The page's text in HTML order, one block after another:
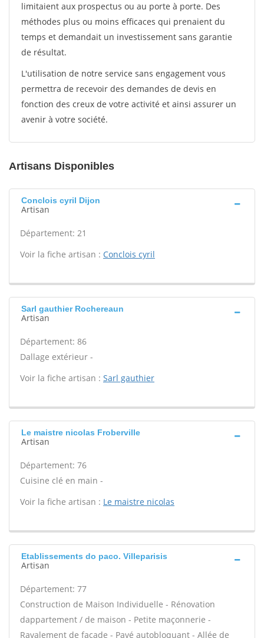
limitaient aux prospectus ou au porte à porte. Des
méthodes plus ou moins efficaces qui prenaient du
temps et demandait un investissement sans garantie
de résultat.
L'utilisation de notre service sans engagement vous
permettra de recevoir des demandes de devis en
fonction des creux de votre activité et ainsi assurer un
avenir à votre société.
Artisans Disponibles
Conclois cyril Dijon
Artisan
Département: 21
Voir la fiche artisan : Conclois cyril
Sarl gauthier Rochereaun
Artisan
Département: 86
Dallage extérieur -
Voir la fiche artisan : Sarl gauthier
Le maistre nicolas Froberville
Artisan
Département: 76
Cuisine clé en main -
Voir la fiche artisan : Le maistre nicolas
Etablissements do paco. Villeparisis
Artisan
Département: 77
Construction de Maison Individuelle - Rénovation
dappartement / de maison - Petite maçonnerie -
Ravalement de façade - Pavé autobloquant - Allée de